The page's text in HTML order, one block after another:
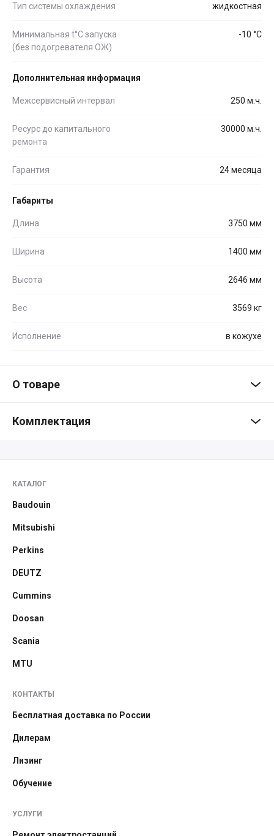
Тип системы охлаждения жидкостная
Минимальная t°С запуска
(без подогревателя ОЖ)
-10 °С
Дополнительная информация
Межсервисный интервал 250 м.ч.
Ресурс до капитального
ремонта
30000 м.ч.
Гарантия 24 месяца
Габариты
Длина 3750 мм
Ширина 1400 мм
Высота 2646 мм
Вес 3569 кг
Исполнение в кожухе
О товаре
Комплектация
КАТАЛОГ
Baudouin
Mitsubishi
Perkins
DEUTZ
Cummins
Doosan
Scania
MTU
КОНТАКТЫ
Бесплатная доставка по России
Дилерам
Лизинг
Обучение
УСЛУГИ